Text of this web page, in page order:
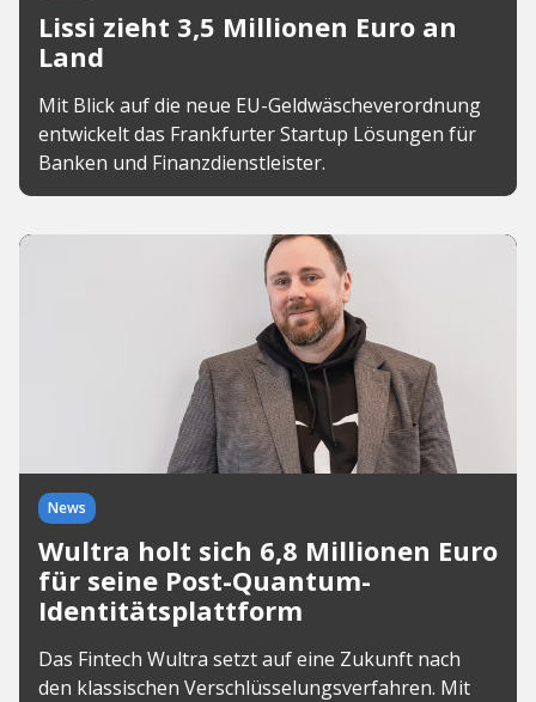
Lissi zieht 3,5 Millionen Euro an
Land
Mit Blick auf die neue EU-Geldwäscheverordnung
entwickelt das Frankfurter Startup Lösungen für
Banken und Finanzdienstleister.
News
Wultra holt sich 6,8 Millionen Euro
für seine Post-Quantum-
Identitätsplattform
Das Fintech Wultra setzt auf eine Zukunft nach
den klassischen Verschlüsselungsverfahren. Mit